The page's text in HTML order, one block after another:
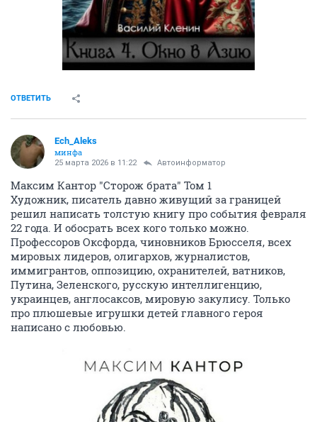
ОТВЕТИТЬ
Ech_Aleks
минфа
25 марта 2026 в 11:22 Автоинформатор
Максим Кантор "Сторож брата" Том 1
Художник, писатель давно живущий за границей
решил написать толстую книгу про события февраля
22 года. И обосрать всех кого только можно.
Профессоров Оксфорда, чиновников Брюсселя, всех
мировых лидеров, олигархов, журналистов,
иммигрантов, оппозицию, охранителей, ватников,
Путина, Зеленского, русскую интеллигенцию,
украинцев, англосаксов, мировую закулису. Только
про плюшевые игрушки детей главного героя
написано с любовью.